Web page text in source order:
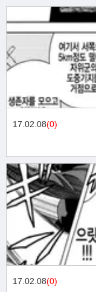
17.02.08(0)
17.02.08(0)